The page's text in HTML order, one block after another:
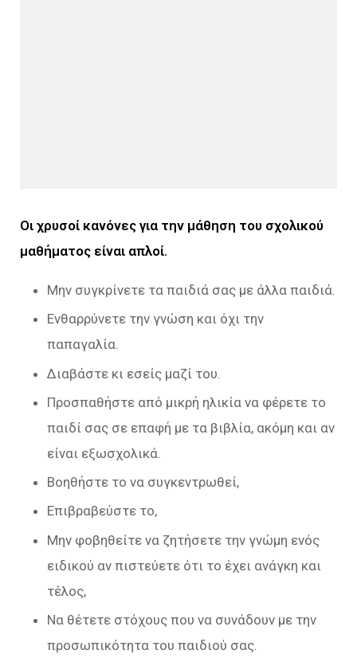
Οι χρυσοί κανόνες για την μάθηση του σχολικού
μαθήματος είναι απλοί.
Μην συγκρίνετε τα παιδιά σας με άλλα παιδιά.
Ενθαρρύνετε την γνώση και όχι την
παπαγαλία.
Διαβάστε κι εσείς μαζί του.
Προσπαθήστε από μικρή ηλικία να φέρετε το
παιδί σας σε επαφή με τα βιβλία, ακόμη και αν
είναι εξωσχολικά.
Βοηθήστε το να συγκεντρωθεί,
Επιβραβεύστε το,
Μην φοβηθείτε να ζητήσετε την γνώμη ενός
ειδικού αν πιστεύετε ότι το έχει ανάγκη και
τέλος,
Να θέτετε στόχους που να συνάδουν με την
προσωπικότητα του παιδιού σας.